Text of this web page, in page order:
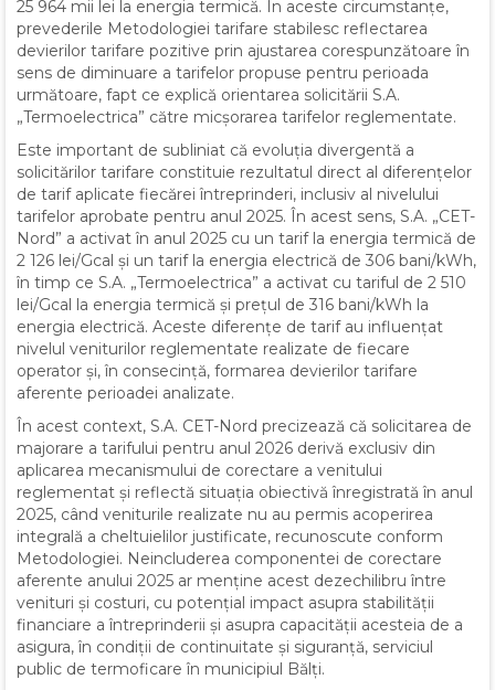
25 964 mii lei la energia termică. În aceste circumstanțe,
prevederile Metodologiei tarifare stabilesc reflectarea
devierilor tarifare pozitive prin ajustarea corespunzătoare în
sens de diminuare a tarifelor propuse pentru perioada
următoare, fapt ce explică orientarea solicitării S.A.
„Termoelectrica” către micșorarea tarifelor reglementate.
Este important de subliniat că evoluția divergentă a
solicitărilor tarifare constituie rezultatul direct al diferențelor
de tarif aplicate fiecărei întreprinderi, inclusiv al nivelului
tarifelor aprobate pentru anul 2025. În acest sens, S.A. „CET-
Nord” a activat în anul 2025 cu un tarif la energia termică de
2 126 lei/Gcal și un tarif la energia electrică de 306 bani/kWh,
în timp ce S.A. „Termoelectrica” a activat cu tariful de 2 510
lei/Gcal la energia termică și prețul de 316 bani/kWh la
energia electrică. Aceste diferențe de tarif au influențat
nivelul veniturilor reglementate realizate de fiecare
operator și, în consecință, formarea devierilor tarifare
aferente perioadei analizate.
În acest context, S.A. CET-Nord precizează că solicitarea de
majorare a tarifului pentru anul 2026 derivă exclusiv din
aplicarea mecanismului de corectare a venitului
reglementat și reflectă situația obiectivă înregistrată în anul
2025, când veniturile realizate nu au permis acoperirea
integrală a cheltuielilor justificate, recunoscute conform
Metodologiei. Neincluderea componentei de corectare
aferente anului 2025 ar menține acest dezechilibru între
venituri și costuri, cu potențial impact asupra stabilității
financiare a întreprinderii și asupra capacității acesteia de a
asigura, în condiții de continuitate și siguranță, serviciul
public de termoficare în municipiul Bălți.